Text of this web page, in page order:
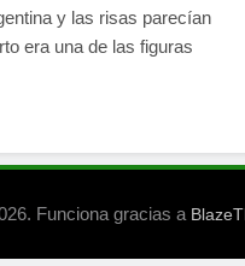
y las risas parecían
era una de las figuras
Funciona gracias a